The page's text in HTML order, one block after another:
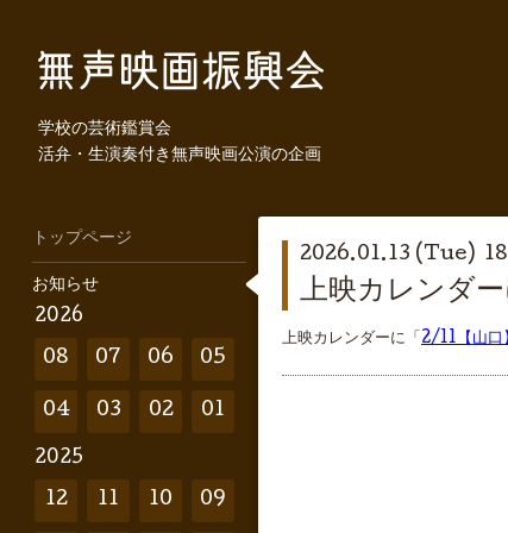
学校の芸術鑑賞会
活弁・生演奏付き無声映画公演の企画
2026.01.13 (Tue)
上映カレンダ
上映カレンダーに「 2/11【山口
トップページ
お知らせ
2026
08 07 06 05
04 03 02 01
2025
12 11 10 09